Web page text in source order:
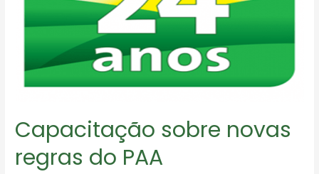
Capacitação sobre novas
regras do PAA